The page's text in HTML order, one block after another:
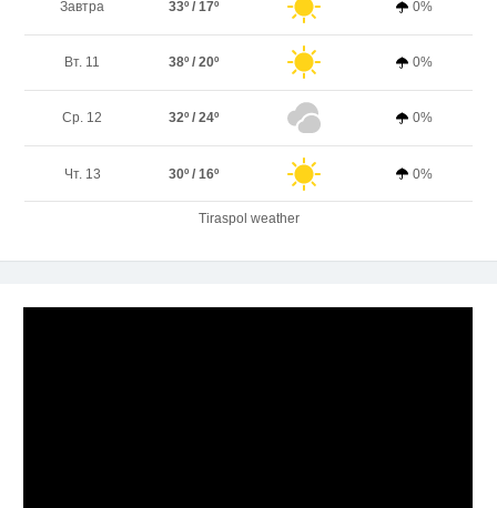
Завтра 33º / 17º 0%
Вт. 11 38º / 20º 0%
Ср. 12 32º / 24º 0%
Чт. 13 30º / 16º 0%
Tiraspol weather